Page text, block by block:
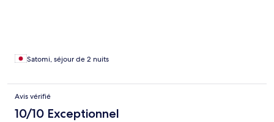
Satomi, séjour de 2 nuits
Avis vérifié
10/10 Exceptionnel